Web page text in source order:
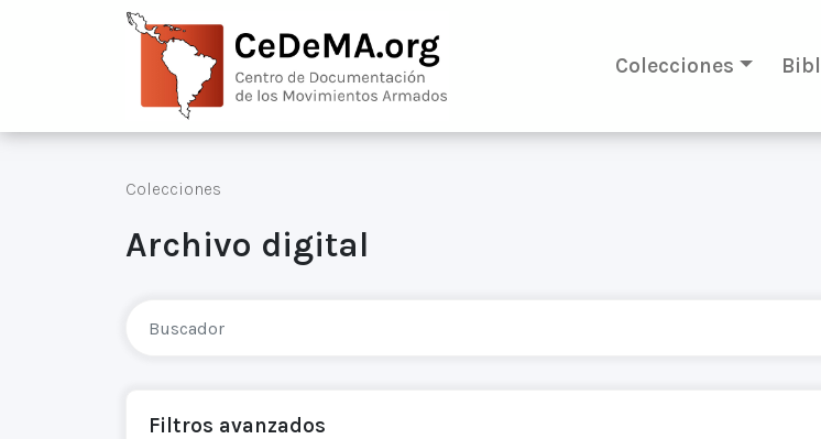
Colecciones
Colecciones
Archivo digital
Filtros avanzados